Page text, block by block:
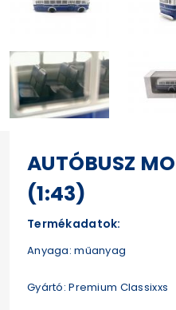
AUTÓBUSZ
(1:43)
Termékadatok:
Anyaga: műanyag
Gyártó: Premium Classixxs